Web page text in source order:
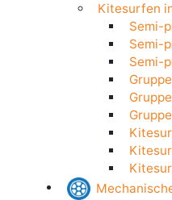
Stand Up